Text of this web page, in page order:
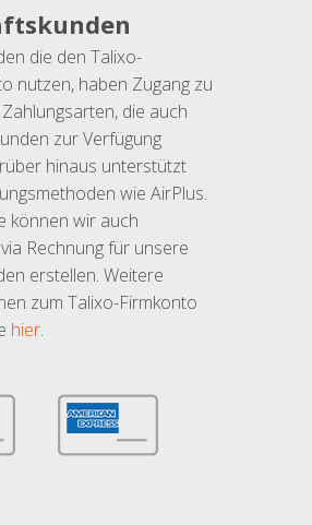
die den Talixo-
nutzen, haben Zugang zu
die auch
zur Verfügung
hinaus unterstützt
wie AirPlus.
können wir auch
Rechnung für unsere
erstellen. Weitere
zum Talixo-Firmkonto
hier.